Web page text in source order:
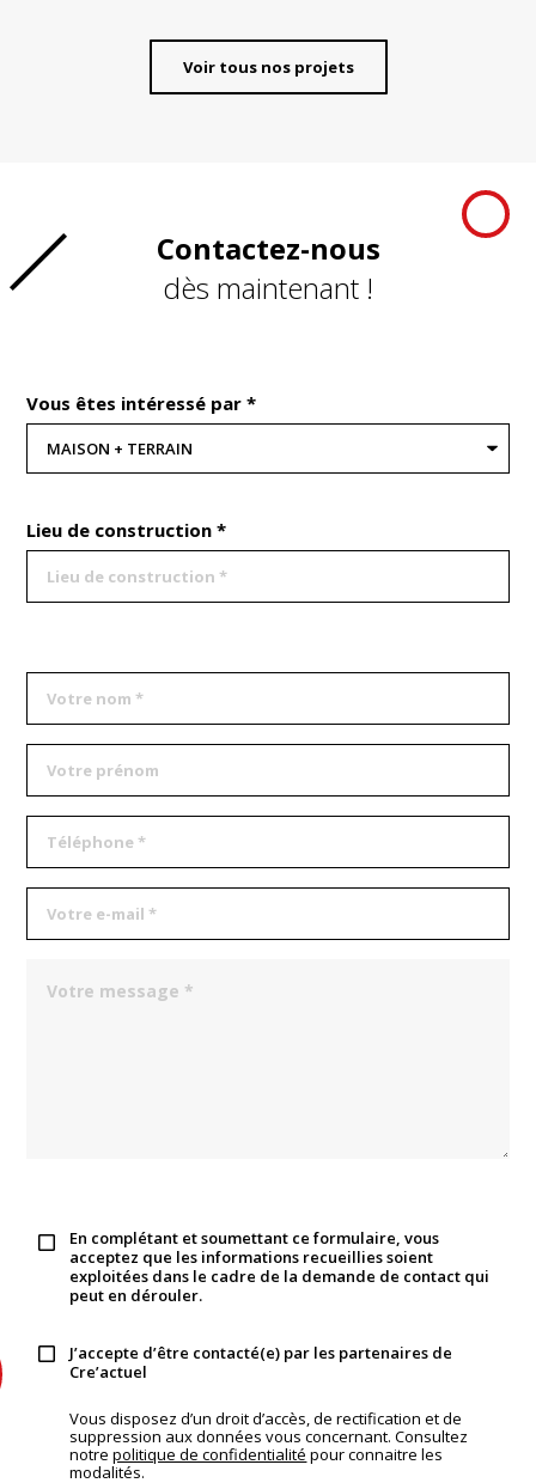
Voir tous nos projets
Contactez-nous
dès maintenant !
Vous êtes intéressé par *
Lieu de construction *
En complétant et soumettant ce formulaire, vous
acceptez que les informations recueillies soient
exploitées dans le cadre de la demande de contact qui
peut en dérouler.
J’accepte d’être contacté(e) par les partenaires de
Cre’actuel
Vous disposez d’un droit d’accès, de rectification et de
suppression aux données vous concernant. Consultez
notrepolitique de confidentialité pour connaitre les
modalités.